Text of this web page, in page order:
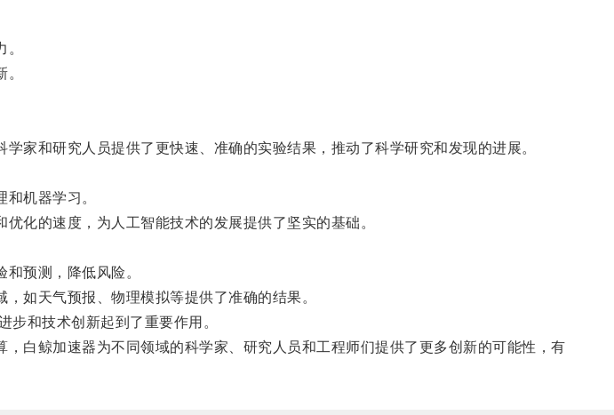
和研究人员提供了更快速、准确的实验结果，推动了科学研究和发现的进展。
机器学习。
的速度，为人工智能技术的发展提供了坚实的基础。
预测，降低风险。
如天气预报、物理模拟等提供了准确的结果。
和技术创新起到了重要作用。
鲸加速器为不同领域的科学家、研究人员和工程师们提供了更多创新的可能性，有